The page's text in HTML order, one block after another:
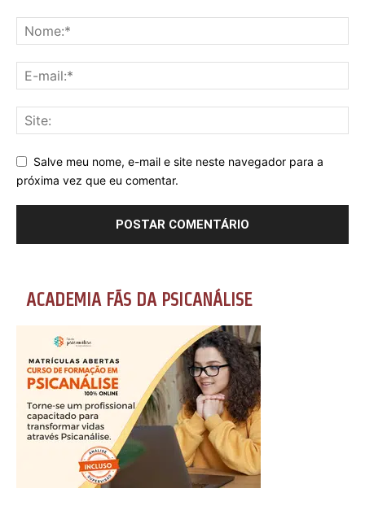
Salve meu nome, e-mail e site neste navegador para a
próxima vez que eu comentar.
ACADEMIA FÃS DA PSICANÁLISE